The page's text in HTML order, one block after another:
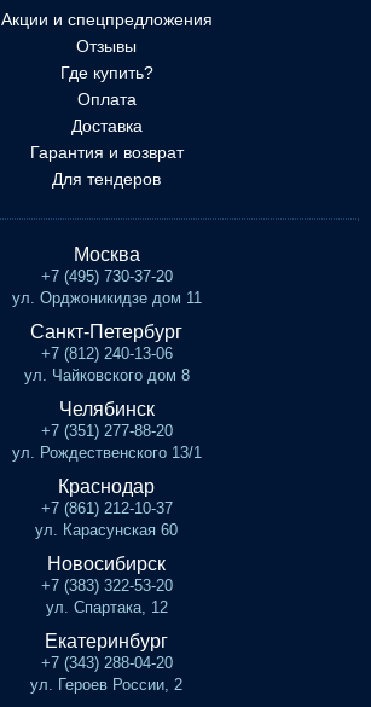
Акции и спецпредложения
Отзывы
Где купить?
Оплата
Доставка
Гарантия и возврат
Для тендеров
Москва
+7 (495) 730-37-20
ул. Орджоникидзе дом 11
Санкт-Петербург
+7 (812) 240-13-06
ул. Чайковского дом 8
Челябинск
+7 (351) 277-88-20
ул. Рождественского 13/1
Краснодар
+7 (861) 212-10-37
ул. Карасунская 60
Новосибирск
+7 (383) 322-53-20
ул. Спартака, 12
Екатеринбург
+7 (343) 288-04-20
ул. Героев России, 2